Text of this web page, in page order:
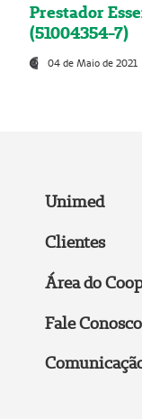
Prestador
(51004354-7)
04 de Maio de 2021
Unimed
Clientes
Área do
Fale Conosco